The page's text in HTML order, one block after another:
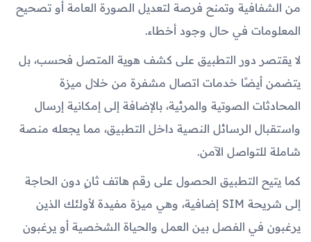
من الشفافية وتمنح فرصة لتعديل الصورة العامة أو تصحيح
المعلومات في حال وجود أخطاء.
لا يقتصر دور التطبيق على كشف هوية المتصل فحسب، بل
يتضمن أيضًا خدمات اتصال مشفرة من خلال ميزة
المحادثات الصوتية والمرئية، بالإضافة إلى إمكانية إرسال
واستقبال الرسائل النصية داخل التطبيق، مما يجعله منصة
شاملة للتواصل الآمن.
كما يتيح التطبيق الحصول على رقم هاتف ثانٍ دون الحاجة
إلى شريحة SIM إضافية، وهي ميزة مفيدة لأولئك الذين
يرغبون في الفصل بين العمل والحياة الشخصية أو يرغبون